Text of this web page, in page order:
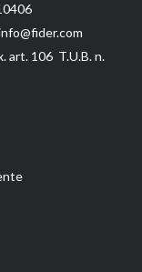
art. 106 T.U.B. n.